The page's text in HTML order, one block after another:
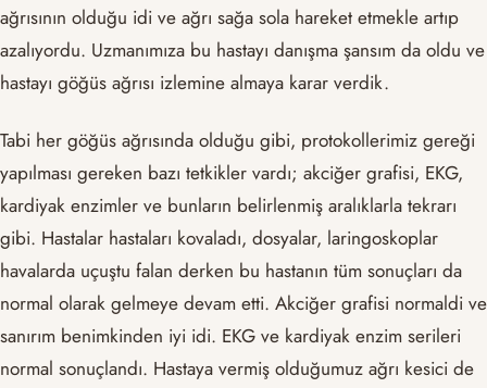
ağrısının olduğu idi ve ağrı sağa sola hareket etmekle artıp
azalıyordu. Uzmanımıza bu hastayı danışma şansım da oldu ve
hastayı göğüs ağrısı izlemine almaya karar verdik.
Tabi her göğüs ağrısında olduğu gibi, protokollerimiz gereği
yapılması gereken bazı tetkikler vardı; akciğer grafisi, EKG,
kardiyak enzimler ve bunların belirlenmiş aralıklarla tekrarı
gibi. Hastalar hastaları kovaladı, dosyalar, laringoskoplar
havalarda uçuştu falan derken bu hastanın tüm sonuçları da
normal olarak gelmeye devam etti. Akciğer grafisi normaldi ve
sanırım benimkinden iyi idi. EKG ve kardiyak enzim serileri
normal sonuçlandı. Hastaya vermiş olduğumuz ağrı kesici de